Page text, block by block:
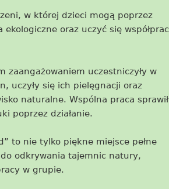
w której dzieci mogą poprzez
oraz uczyć się
zaangażowaniem uczestniczyły w
uczyły się ich pielęgnacji oraz
naturalne. Wspólna praca
poprzez działanie.
to nie tylko piękne miejsce pełne
odkrywania tajemnic natury,
w grupie.